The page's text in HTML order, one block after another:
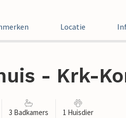
Locatie
- Krk-
3 Badkamers 1 Huisdier